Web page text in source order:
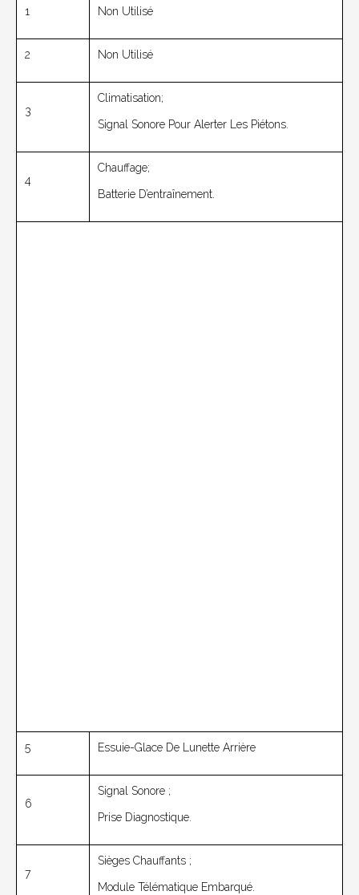
1 Non Utilisé
2 Non Utilisé
3
Climatisation;
Signal Sonore Pour Alerter Les Piétons.
4
Chauffage;
Batterie D’entraînement.
5 Essuie-Glace De Lunette Arrière
6
Signal Sonore ;
Prise Diagnostique.
7
Sièges Chauffants ;
Module Télématique Embarqué.